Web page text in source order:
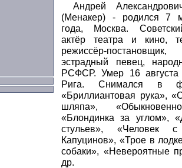
Андрей
(Менакер) - родился 7
года, Москва.
актёр театра и кино,
режиссёр-постановщик,
эстрадный певец,
РСФСР. Умер 16 августа
Рига. Снимался в
«Бриллиантовая рука»,
шляпа»,
«Блондинка за углом»,
стульев», «Человек с
Капуцинов», «Трое в
собаки», «Невероятные
др.